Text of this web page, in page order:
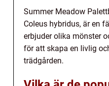
Summer Meadow
Coleus hybridus, är en
erbjuder olika mönster
för att skapa en livlig
trädgården.